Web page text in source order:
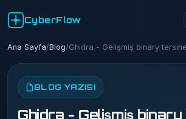
CyberFlow
Ana Sayfa/Blog/Ghidra - Gelişmiş binary
BLOG YAZISI
Ghidra - Gelişmiş